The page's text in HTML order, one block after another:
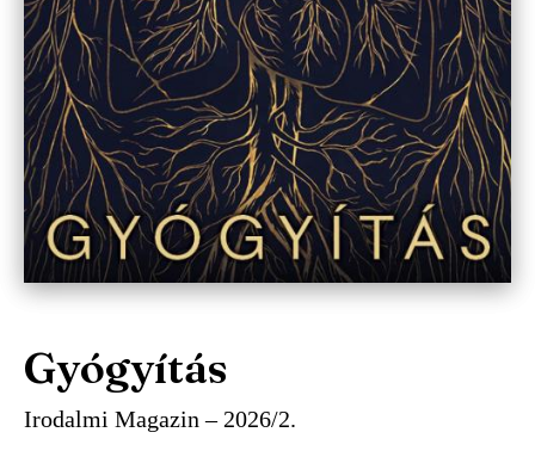
Gyógyítás
Irodalmi Magazin – 2026/2.